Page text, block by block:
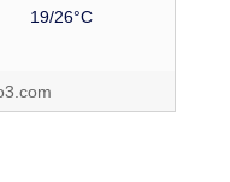
19/26°C